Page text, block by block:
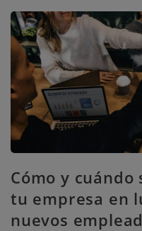
Cómo y
tu empresa en
nuevos